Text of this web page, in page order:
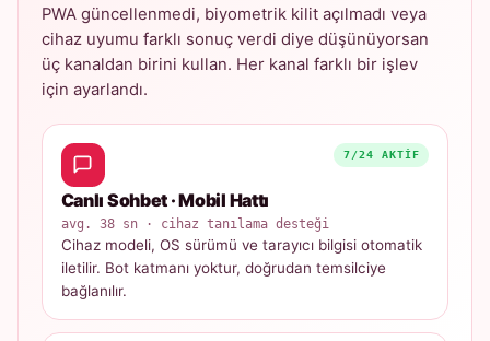
PWA güncellenmedi, biyometrik kilit açılmadı veya
cihaz uyumu farklı sonuç verdi diye düşünüyorsan
üç kanaldan birini kullan. Her kanal farklı bir işlev
için ayarlandı.
7/24 AKTIF
Canlı Sohbet · Mobil Hattı
avg. 38 sn · cihaz tanılama desteği
Cihaz modeli, OS sürümü ve tarayıcı bilgisi otomatik
iletilir. Bot katmanı yoktur, doğrudan temsilciye
bağlanılır.